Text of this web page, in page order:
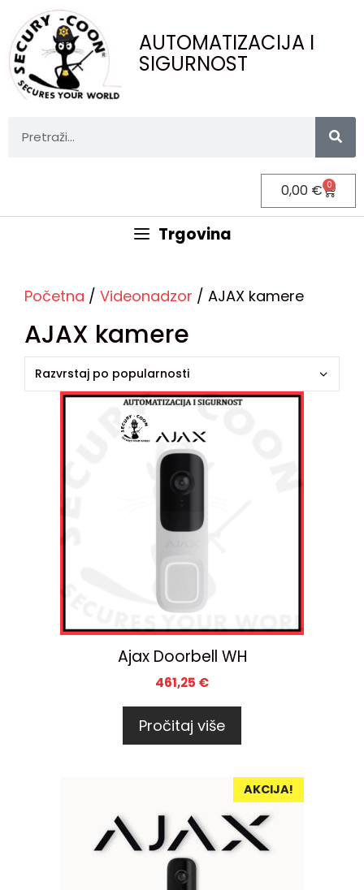
AUTOMATIZACIJA I
SIGURNOST
0,00 € 0
Trgovina
Početna / Videonadzor / AJAX kamere
AJAX kamere
Ajax Doorbell WH
461,25 €
Pročitaj više
AKCIJA!